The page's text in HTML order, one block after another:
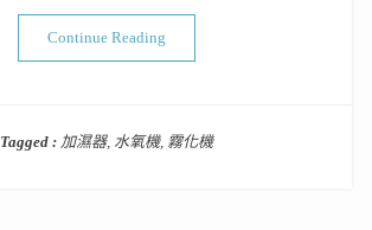
Continue Reading
Tagged : 加濕器, 水氧機, 霧化機